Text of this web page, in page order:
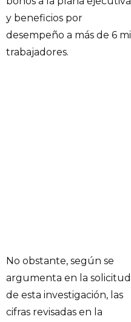
y beneficios por
desempeño a más de 6 mil
trabajadores.
No obstante, según se
argumenta en la solicitud
de esta investigación, las
cifras revisadas en la